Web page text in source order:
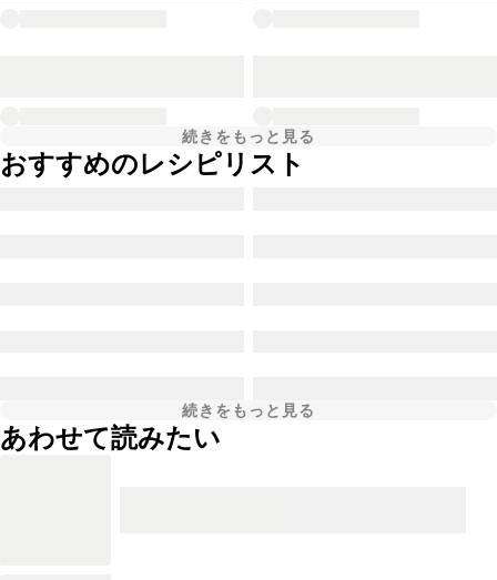
続きをもっと見る
おすすめのレシピリスト
続きをもっと見る
あわせて読みたい